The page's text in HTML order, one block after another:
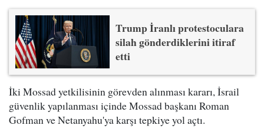
Trump İranlı protestoculara
silah gönderdiklerini itiraf
etti
İki Mossad yetkilisinin görevden alınması kararı, İsrail
güvenlik yapılanması içinde Mossad başkanı Roman
Gofman ve Netanyahu'ya karşı tepkiye yol açtı.